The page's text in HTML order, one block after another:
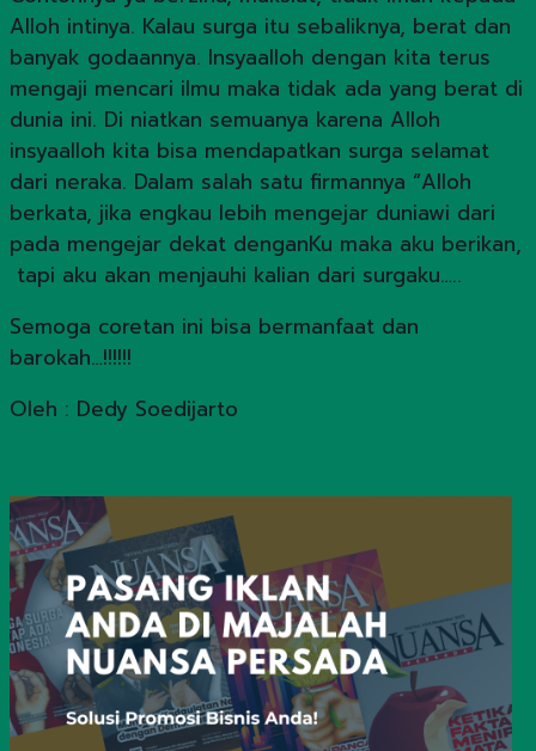
Alloh intinya. Kalau surga itu sebaliknya, berat dan
banyak godaannya. Insyaalloh dengan kita terus
mengaji mencari ilmu maka tidak ada yang berat di
dunia ini. Di niatkan semuanya karena Alloh
insyaalloh kita bisa mendapatkan surga selamat
dari neraka. Dalam salah satu firmannya “Alloh
berkata, jika engkau lebih mengejar duniawi dari
pada mengejar dekat denganKu maka aku berikan,
tapi aku akan menjauhi kalian dari surgaku…..
Semoga coretan ini bisa bermanfaat dan
barokah…!!!!!!
Oleh : Dedy Soedijarto